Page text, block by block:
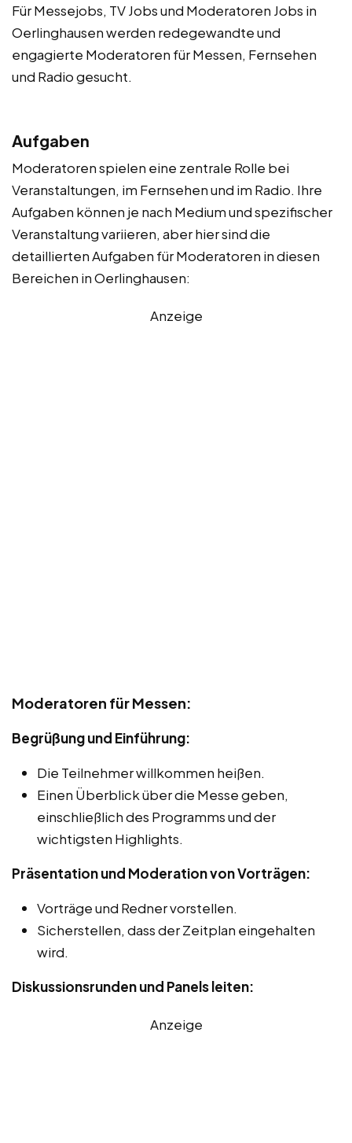
Für Messejobs, TV Jobs und Moderatoren Jobs in
Oerlinghausen werden redegewandte und
engagierte Moderatoren für Messen, Fernsehen
und Radio gesucht.
Aufgaben
Moderatoren spielen eine zentrale Rolle bei
Veranstaltungen, im Fernsehen und im Radio. Ihre
Aufgaben können je nach Medium und spezifischer
Veranstaltung variieren, aber hier sind die
detaillierten Aufgaben für Moderatoren in diesen
Bereichen in Oerlinghausen:
Anzeige
Moderatoren für Messen:
Begrüßung und Einführung:
Die Teilnehmer willkommen heißen.
Einen Überblick über die Messe geben,
einschließlich des Programms und der
wichtigsten Highlights.
Präsentation und Moderation von Vorträgen:
Vorträge und Redner vorstellen.
Sicherstellen, dass der Zeitplan eingehalten
wird.
Diskussionsrunden und Panels leiten:
Anzeige